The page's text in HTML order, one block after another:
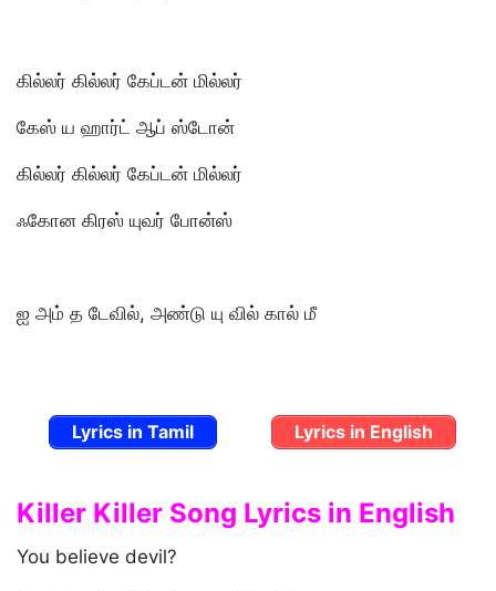
கில்லர் கில்லர் கேப்டன் மில்லர்
கேஸ் ய ஹார்ட் ஆப் ஸ்டோன்
கில்லர் கில்லர் கேப்டன் மில்லர்
ஃகோன கிரஸ் யுவர் போன்ஸ்
ஐ அம் த டேவில், அண்டு யு வில் கால் மீ
Lyrics in Tamil Lyrics in English
Killer Killer Song Lyrics in English
You believe devil?